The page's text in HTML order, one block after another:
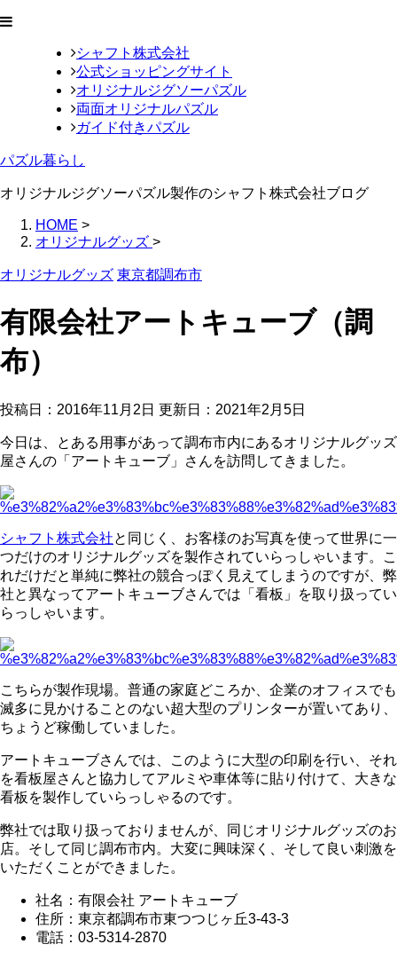
シャフト株式会社
公式ショッピングサイト
オリジナルジグソーパズル
両面オリジナルパズル
ガイド付きパズル
パズル暮らし
オリジナルジグソーパズル製作のシャフト株式会社ブログ
HOME >
オリジナルグッズ >
オリジナルグッズ 東京都調布市
有限会社アートキューブ（調
布）
投稿日：2016年11月2日 更新日： 2021年2月5日
今日は、とある用事があって調布市内にあるオリジナルグッズ
屋さんの「アートキューブ」さんを訪問してきました。
シャフト株式会社と同じく、お客様のお写真を使って世界に一
つだけのオリジナルグッズを製作されていらっしゃいます。こ
れだけだと単純に弊社の競合っぽく見えてしまうのですが、弊
社と異なってアートキューブさんでは「看板」を取り扱ってい
らっしゃいます。
こちらが製作現場。普通の家庭どころか、企業のオフィスでも
滅多に見かけることのない超大型のプリンターが置いてあり、
ちょうど稼働していました。
アートキューブさんでは、このように大型の印刷を行い、それ
を看板屋さんと協力してアルミや車体等に貼り付けて、大きな
看板を製作していらっしゃるのです。
弊社では取り扱っておりませんが、同じオリジナルグッズのお
店。そして同じ調布市内。大変に興味深く、そして良い刺激を
いただくことができました。
社名：有限会社 アートキューブ
住所：東京都調布市東つつじヶ丘3-43-3
電話：03-5314-2870